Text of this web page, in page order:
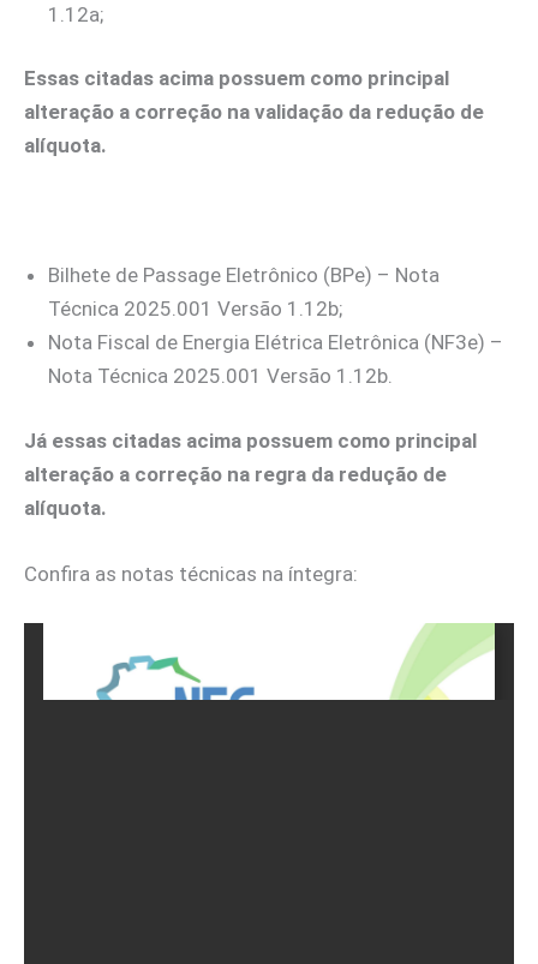
1.12a;
Essas citadas acima possuem como principal
alteração a correção na validação da redução de
alíquota.
Bilhete de Passage Eletrônico (BPe) – Nota
Técnica 2025.001 Versão 1.12b;
Nota Fiscal de Energia Elétrica Eletrônica (NF3e) –
Nota Técnica 2025.001 Versão 1.12b.
Já essas citadas acima possuem como principal
alteração a correção na regra da redução de
alíquota.
Confira as notas técnicas na íntegra: